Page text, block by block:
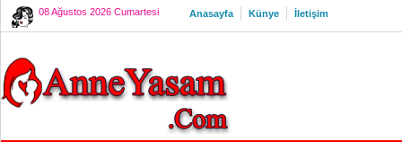
08 Ağustos 2026 Cumartesi Anasayfa Künye İletişim